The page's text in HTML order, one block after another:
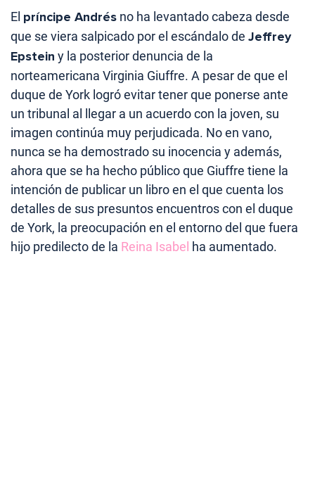
El príncipe Andrés no ha levantado cabeza desde
que se viera salpicado por el escándalo de Jeffrey
Epstein y la posterior denuncia de la
norteamericana Virginia Giuffre. A pesar de que el
duque de York logró evitar tener que ponerse ante
un tribunal al llegar a un acuerdo con la joven, su
imagen continúa muy perjudicada. No en vano,
nunca se ha demostrado su inocencia y además,
ahora que se ha hecho público que Giuffre tiene la
intención de publicar un libro en el que cuenta los
detalles de sus presuntos encuentros con el duque
de York, la preocupación en el entorno del que fuera
hijo predilecto de la Reina Isabel ha aumentado.